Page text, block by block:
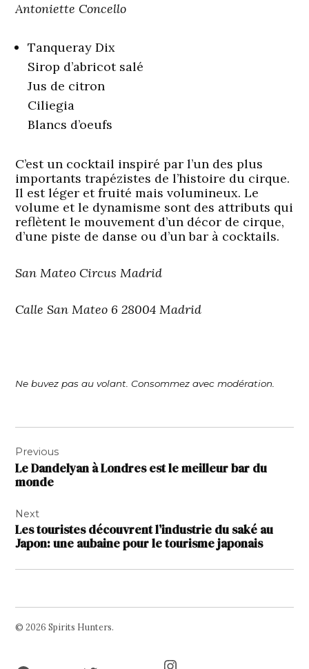
Antoniette Concello
Tanqueray Dix
Sirop d’abricot salé
Jus de citron
Ciliegia
Blancs d’oeufs
C’est un cocktail inspiré par l’un des plus
importants trapézistes de l’histoire du cirque.
Il est léger et fruité mais volumineux. Le
volume et le dynamisme sont des attributs qui
reflètent le mouvement d’un décor de cirque,
d’une piste de danse ou d’un bar à cocktails.
San Mateo Circus Madrid
Calle San Mateo 6 28004 Madrid
Ne buvez pas au volant. Consommez avec modération.
de
l’article
Previous
Le Dandelyan à Londres est le meilleur bar du
monde
Next
Les touristes découvrent l’industrie du saké au
Japon: une aubaine pour le tourisme japonais
© 2026 Spirits Hunters.